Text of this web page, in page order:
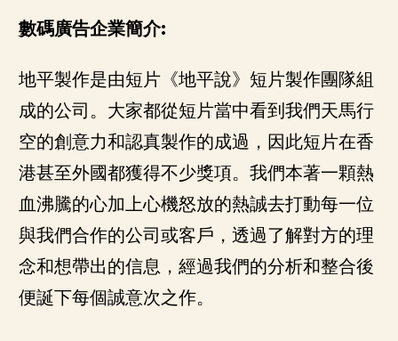
數碼廣告企業簡介:
地平製作是由短片《地平說》短片製作團隊組
成的公司。大家都從短片當中看到我們天馬行
空的創意力和認真製作的成過，因此短片在香
港甚至外國都獲得不少獎項。我們本著一顆熱
血沸騰的心加上心機怒放的熱誠去打動每一位
與我們合作的公司或客戶，透過了解對方的理
念和想帶出的信息，經過我們的分析和整合後
便誕下每個誠意次之作。